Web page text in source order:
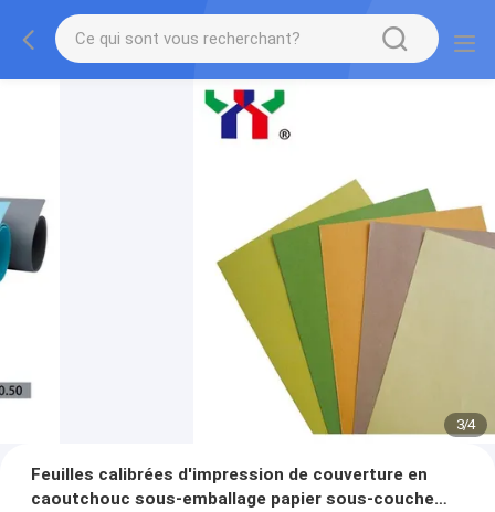
3/4
Feuilles calibrées d'impression de couverture en
caoutchouc sous-emballage papier sous-couche